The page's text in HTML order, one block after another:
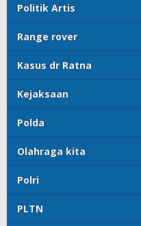
Politik Artis
Range rover
Kasus dr Ratna
Kejaksaan
Polda
Olahraga kita
Polri
PLTN